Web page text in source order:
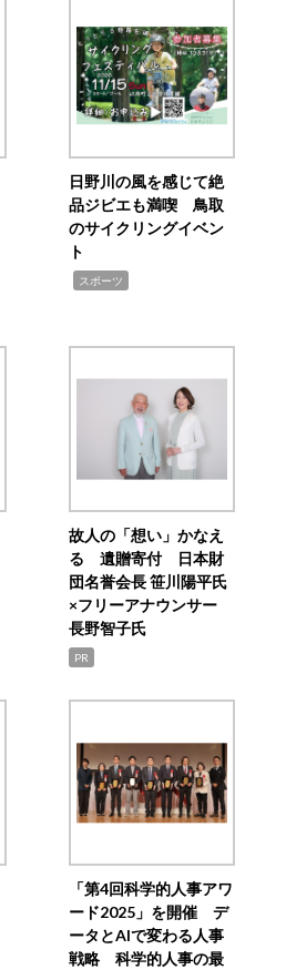
日野川の風を感じて絶
品ジビエも満喫 鳥取
のサイクリングイベン
ト
スポーツ
故人の「想い」かなえ
る 遺贈寄付 日本財
団名誉会長 笹川陽平氏
×フリーアナウンサー
長野智子氏
PR
「第4回科学的人事アワ
ード2025」を開催 デ
ータとAIで変わる人事
戦略 科学的人事の最